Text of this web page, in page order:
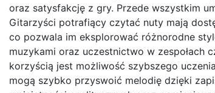
oraz satysfakcję z gry. Przede wszystkim
Gitarzyści potrafiący czytać nuty mają
co pozwala im eksplorować różnorodne
muzykami oraz uczestnictwo w zespołach
korzyścią jest możliwość szybszego
mogą szybko przyswoić melodię dzięki